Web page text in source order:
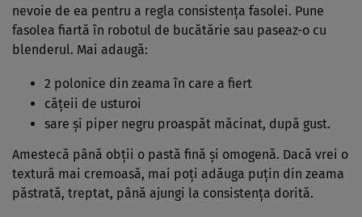
nevoie de ea pentru a regla consistența fasolei. Pune
fasolea fiartă în robotul de bucătărie sau paseaz-o cu
blenderul. Mai adaugă:
2 polonice din zeama în care a fiert
cățeii de usturoi
sare și piper negru proaspăt măcinat, după gust.
Amestecă până obții o pastă fină și omogenă. Dacă vrei o
textură mai cremoasă, mai poți adăuga puțin din zeama
păstrată, treptat, până ajungi la consistența dorită.